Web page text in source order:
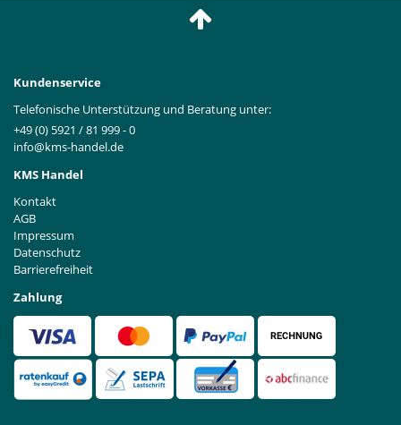
Kundenservice
Telefonische Unterstützung und Beratung unter:
+49 (0) 5921 / 81 999 - 0
info@kms-handel.de
KMS Handel
Kontakt
AGB
Impressum
Datenschutz
Barrierefreiheit
Zahlung